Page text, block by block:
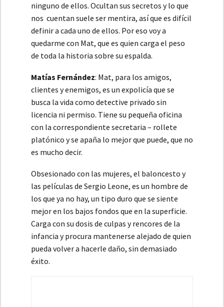
ninguno de ellos. Ocultan sus secretos y lo que
nos cuentan suele ser mentira, así que es difícil
definir a cada uno de ellos. Por eso voy a
quedarme con Mat, que es quien carga el peso
de toda la historia sobre su espalda.
Matías Fernández: Mat, para los amigos,
clientes y enemigos, es un expolicía que se
busca la vida como detective privado sin
licencia ni permiso. Tiene su pequeña oficina
con la correspondiente secretaria – rollete
platónico y se apaña lo mejor que puede, que no
es mucho decir.
Obsesionado con las mujeres, el baloncesto y
las películas de Sergio Leone, es un hombre de
los que ya no hay, un tipo duro que se siente
mejor en los bajos fondos que en la superficie.
Carga con su dosis de culpas y rencores de la
infancia y procura mantenerse alejado de quien
pueda volver a hacerle daño, sin demasiado
éxito.